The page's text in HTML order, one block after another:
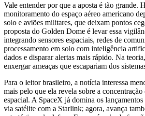
Vale entender por que a aposta é tão grande.
monitoramento do espaço aéreo americano
solo e aviões militares, que deixam pontos
proposta do Golden Dome é levar essa
integrando sensores espaciais, redes de
processamento em solo com inteligência
dados e disparar alertas mais rápido. Na
enxergar ameaças que escapariam dos
Para o leitor brasileiro, a notícia interessa
mais pelo que ela revela sobre a
espacial. A SpaceX já domina os
via satélite com a Starlink; agora, avança